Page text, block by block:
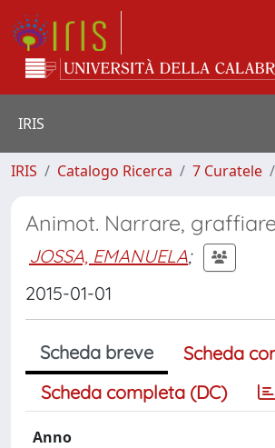
IRIS
IRIS Catalogo Ricerca 7 Curatele
Animot. Narrare, graffiare
JOSSA, EMANUELA;
2015-01-01
Scheda breve
Scheda
Scheda completa (DC)
Anno